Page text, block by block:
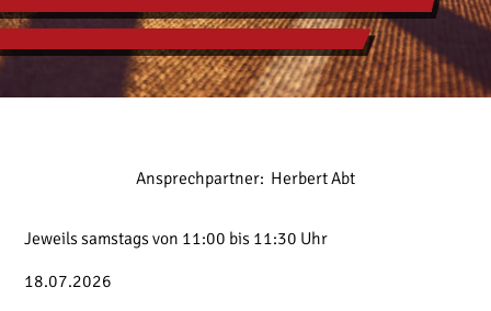
Ansprechpartner: Herbert Abt
Jeweils samstags von 11:00 bis 11:30 Uhr
18.07.2026